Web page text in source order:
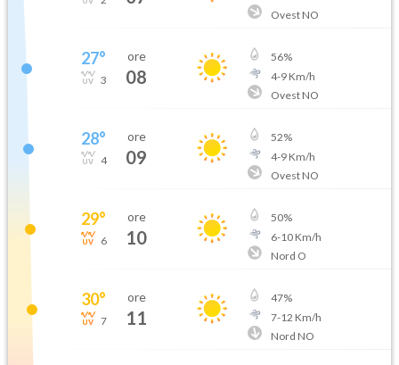
Ovest NO
27°
3
ore
08
56%
4-9Km/h
Ovest NO
28°
4
ore
09
52%
4-9Km/h
Ovest NO
29°
6
ore
10
50%
6-10Km/h
Nord O
30°
7
ore
11
47%
7-12 Km/h
Nord NO